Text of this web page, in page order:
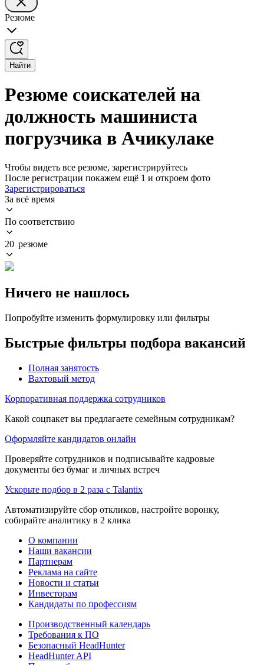
Резюме
Найти
Резюме соискателей на
должность машиниста
погрузчика в Ачикулаке
Чтобы видеть все резюме, зарегистрируйтесь
После регистрации покажем ещё 1 и откроем фото
Зарегистрироваться
За всё время
По соответствию
20 резюме
Ничего не нашлось
Попробуйте изменить формулировку или фильтры
Быстрые фильтры подбора вакансий
Полная занятость
Вахтовый метод
Корпоративная поддержка сотрудников
Какой соцпакет вы предлагаете семейным сотрудникам?
Оформляйте кандидатов онлайн
Проверяйте сотрудников и подписывайте кадровые
документы без бумаг и личных встреч
Ускорьте подбор в 2 раза с Talantix
Автоматизируйте сбор откликов, настройте воронку,
собирайте аналитику в 2 клика
О компании
Наши вакансии
Партнерам
Реклама на сайте
Новости и статьи
Инвесторам
Кандидаты по профессиям
Производственный календарь
Требования к ПО
Безопасный HeadHunter
HeadHunter API